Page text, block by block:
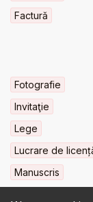
Factură
Fotografie
Invitaţie
Lege
Lucrare de
Manuscris